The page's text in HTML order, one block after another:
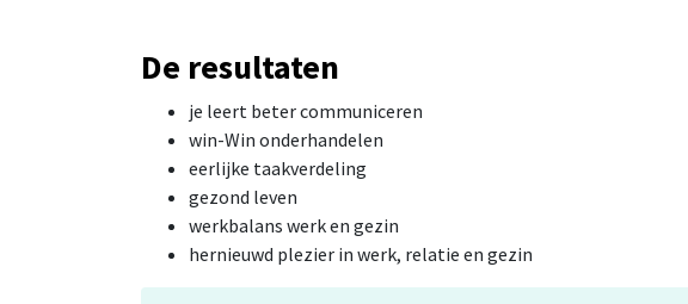
De resultaten
je leert beter communiceren
win-Win onderhandelen
eerlijke taakverdeling
gezond leven
werkbalans werk en gezin
hernieuwd plezier in werk, relatie en gezin